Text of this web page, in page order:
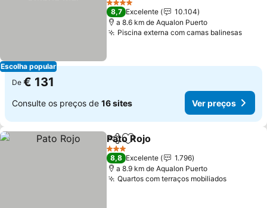
Escolha popular
4 Estrelas
8,7 Excelente
10.104
a 8.6 km de Aqualon Puerto
Piscina externa com camas balinesas
De € 131
Consulte os preços de 16 sites Ver preços
PartilharAdicionar aos favoritos
Pato Rojo
3 Estrelas
8,8 Excelente
1.796
a 8.9 km de Aqualon Puerto
Quartos com terraços mobiliados